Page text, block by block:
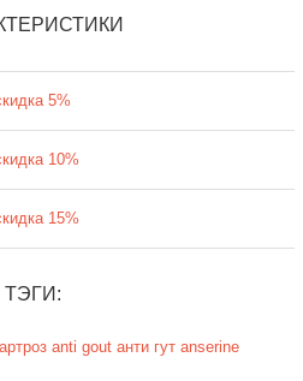
5%
10%
15%
ТЭГИ:
артроз anti gout анти гут anserine